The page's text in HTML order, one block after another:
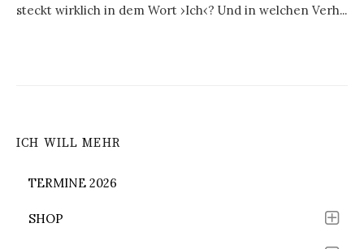
steckt wirklich in dem Wort ›Ich‹? Und in welchen Verh...
ICH WILL MEHR
TERMINE 2026
SHOP